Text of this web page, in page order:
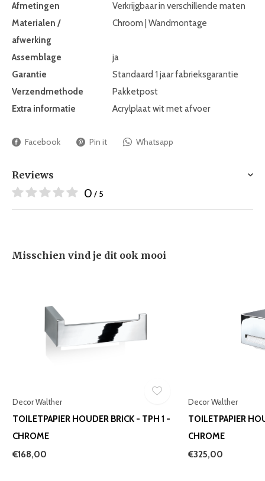
Afmetingen
Verkrijgbaar in verschillende maten
Materialen /
afwerking
Chroom | Wandmontage
Assemblage
ja
Garantie
Standaard 1 jaar fabrieksgarantie
Verzendmethode
Pakketpost
Extra informatie
Acrylplaat wit met afvoer
Facebook Pin it Whatsapp
Reviews
0 / 5
Misschien vind je dit ook mooi
Decor Walther
TOILETPAPIER HOUDER BRICK - TPH 1 -
CHROME
€168,00
Decor Walther
TOILETPAPIER
CHROME
€325,00